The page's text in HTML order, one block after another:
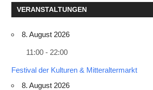
VERANSTALTUNGEN
8. August 2026
11:00 - 22:00
Festival der Kulturen & Mitteraltermarkt
8. August 2026